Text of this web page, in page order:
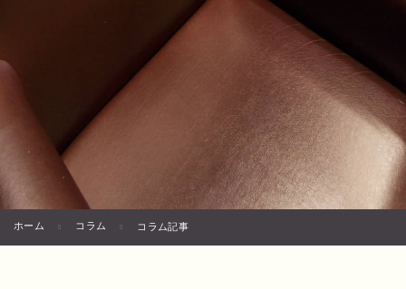
ホーム コラム コラム記事